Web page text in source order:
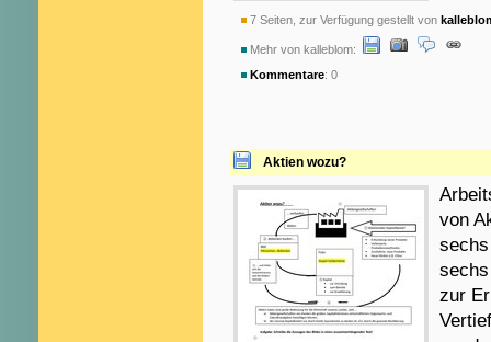
7 Seiten, zur Verfügung gestellt von
Mehr von kalleblom:
Kommentare: 0
Aktien wozu?
von
zur